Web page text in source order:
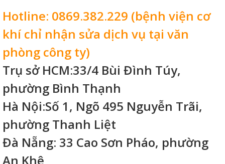
Hotline: 0869.382.229 (bệnh viện cơ
khí chỉ nhận sửa dịch vụ tại văn
phòng công ty)
Trụ sở HCM:33/4 Bùi Đình Túy,
phường Bình Thạnh
Hà Nội:Số 1, Ngõ 495 Nguyễn Trãi,
phường Thanh Liệt
Đà Nẵng: 33 Cao Sơn Pháo, phường
An Khê